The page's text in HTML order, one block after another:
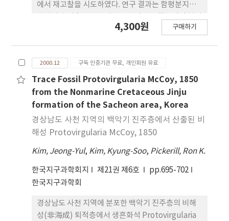
에서 재고찰을 시도하였다. 연구 결과는 함평분지가
였음을 시사한다. 이 분지에서는 주변 지형과 관련되
성응회암류 등 4가지 암상이 인지되었다. 구조적 운동
에 수반하여 일어난 화산활동이 이들 퇴적층을 형성
시킨 퇴적물을 주로 제공하였을 것이다. 이들 퇴적층
들은 인접한 해남분지와 잘 대비된다. 그리고 화산성
기원의 퇴적물들은 유천층군에 해당하는 능주층의 경
우와 유사하다. 분지 내에서 흑색 셰일의 광역적인 분
포는 혐기성 환경 하에서 퇴적이 이루어졌음을 지시
한다. 이들 암층에 있어서의 유기탄소의 함량(0.81%
에서 1.75%)은 석유근원 셰일의 평균치 정도로 나타
났다. 식물화석은 흑색셰일과 사암에서 산출된다.
Platanoid류 잎 화석의 산출은 이들 퇴적층이 Oishi
의 피자식물 계열 지층에 해당하며 시대상
Aptian/Albian 또는 보다 신기 지층임을 시사한다.
4,300원 구매하기
2000.12 구독 인증기관 무료, 개인회원 유료
Trace Fossil Protovirgularia McCoy, 1850
from the Nonmarine Cretaceous Jinju
formation of the Sacheon area, Korea
경상남도 사천 지역의 백악기 진주층에서 산출된 비
해성 Protovirgularia McCoy, 1850
Kim, Jeong-Yul, Kim, Kyung-Soo, Pickerill, Ron K.
한국지구과학회지 제21권 제6호
pp.695-702
한국지구과학회
경상남도 사천 지역에 분포한 백악기 진주층의 비해
성(非海成) 퇴적층에서 생흔화석 Protovirgularia